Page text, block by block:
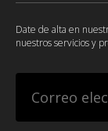
Date de alta en
nuestros servicios y